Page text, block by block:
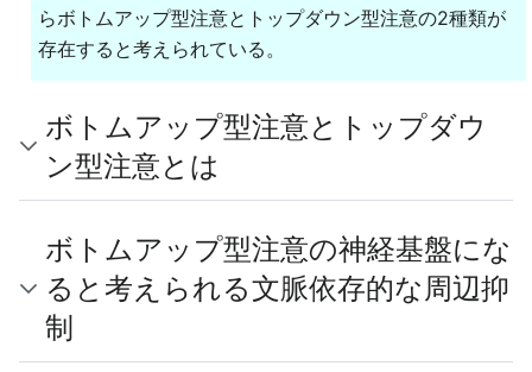
らボトムアップ型注意とトップダウン型注意の2種類が
存在すると考えられている。
ボトムアップ型注意とトップダウ
ン型注意とは
ボトムアップ型注意の神経基盤にな
ると考えられる文脈依存的な周辺抑
制